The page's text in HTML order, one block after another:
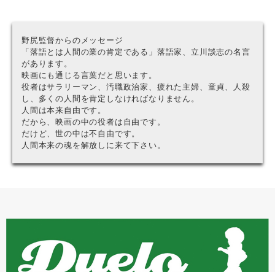
野尻監督からのメッセージ
「落語とは人間の業の肯定である」落語家、立川談志の名言
があります。
映画にも通じる言葉だと思います。
役者はサラリーマン、汚職政治家、疲れた主婦、童貞、人殺
し、多くの人間を肯定しなければなりません。
人間は本来自由です。
だから、映画の中の役者は自由です。
だけど、世の中は不自由です。
人間本来の魂を解放しに来て下さい。